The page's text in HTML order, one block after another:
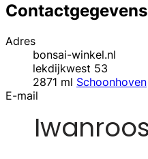
Contactgegevens
Adres
bonsai-winkel.nl
lekdijkwest 53
2871 ml Schoonhoven
E-mail